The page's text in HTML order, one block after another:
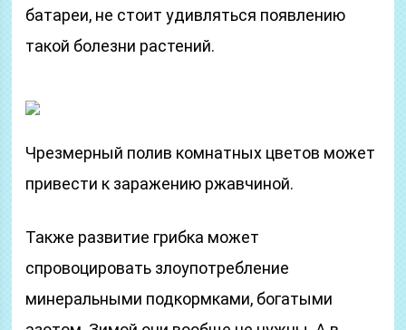
батареи, не стоит удивляться появлению
такой болезни растений.
Чрезмерный полив комнатных цветов может
привести к заражению ржавчиной.
Также развитие грибка может
спровоцировать злоупотребление
минеральными подкормками, богатыми